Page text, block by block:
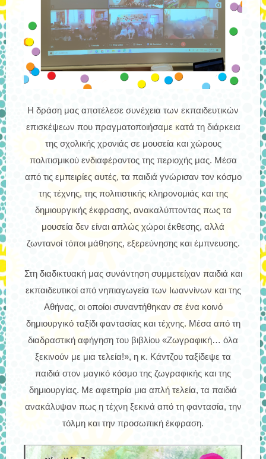
Η δράση μας αποτέλεσε συνέχεια των εκπαιδευτικών
επισκέψεων που πραγματοποιήσαμε κατά τη διάρκεια
της σχολικής χρονιάς σε μουσεία και χώρους
πολιτισμικού ενδιαφέροντος της περιοχής μας. Μέσα
από τις εμπειρίες αυτές, τα παιδιά γνώρισαν τον κόσμο
της τέχνης, της πολιτιστικής κληρονομιάς και της
δημιουργικής έκφρασης, ανακαλύπτοντας πως τα
μουσεία δεν είναι απλώς χώροι έκθεσης, αλλά
ζωντανοί τόποι μάθησης, εξερεύνησης και έμπνευσης.
Στη διαδικτυακή μας συνάντηση συμμετείχαν παιδιά και
εκπαιδευτικοί από νηπιαγωγεία των Ιωαννίνων και της
Αθήνας, οι οποίοι συναντήθηκαν σε ένα κοινό
δημιουργικό ταξίδι φαντασίας και τέχνης. Μέσα από τη
διαδραστική αφήγηση του βιβλίου «Ζωγραφική… όλα
ξεκινούν με μια τελεία!», η κ. Κάντζου ταξίδεψε τα
παιδιά στον μαγικό κόσμο της ζωγραφικής και της
δημιουργίας. Με αφετηρία μια απλή τελεία, τα παιδιά
ανακάλυψαν πως η τέχνη ξεκινά από τη φαντασία, την
τόλμη και την προσωπική έκφραση.